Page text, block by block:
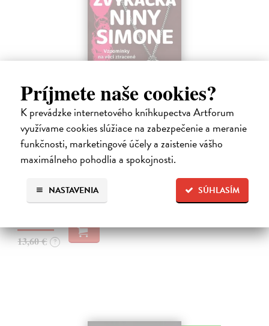
Príjmete naše cookies?
K prevádzke internetového kníhkupectva Artforum
využívame cookies slúžiace na zabezpečenie a meranie
funkčnosti, marketingové účely a zaistenie vášho
maximálneho pohodlia a spokojnosti.
SÚHLASÍM
NASTAVENIA
Žvýkačka Niny Simone
Ellis Warren| Kniha
Ellisova kniha je neobvyklou literární poctou legendární jazzové
zpěvačce a pianistce Nině Simone. Světoznámý hudebník v ní vypráví
Simone během…
13,60 € ?